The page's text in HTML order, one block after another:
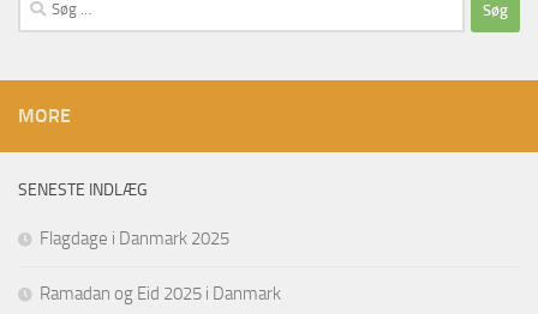
efter:
MORE
SENESTE INDLÆG
Flagdage i Danmark 2025
Ramadan og Eid 2025 i Danmark